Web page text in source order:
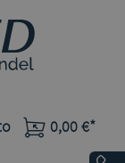
0,00 €*